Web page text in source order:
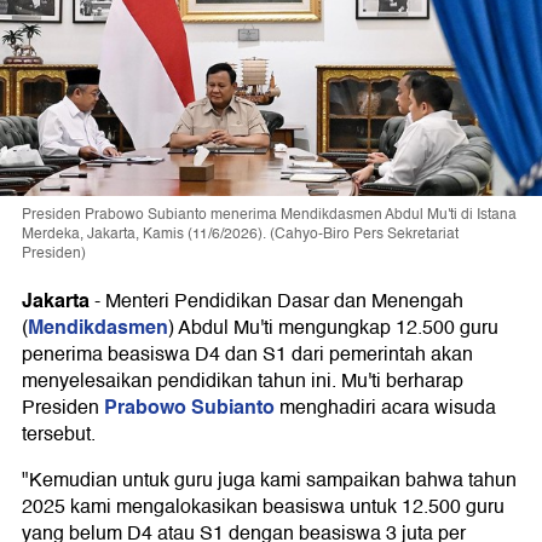
Presiden Prabowo Subianto menerima Mendikdasmen Abdul Mu'ti di Istana
Merdeka, Jakarta, Kamis (11/6/2026). (Cahyo-Biro Pers Sekretariat
Presiden)
Jakarta-Menteri Pendidikan Dasar dan Menengah
(Mendikdasmen) Abdul Mu'ti mengungkap 12.500 guru
penerima beasiswa D4 dan S1 dari pemerintah akan
menyelesaikan pendidikan tahun ini. Mu'ti berharap
Presiden Prabowo Subiantomenghadiri acara wisuda
tersebut.
"Kemudian untuk guru juga kami sampaikan bahwa tahun
2025 kami mengalokasikan beasiswa untuk 12.500 guru
yang belum D4 atau S1 dengan beasiswa 3 juta per